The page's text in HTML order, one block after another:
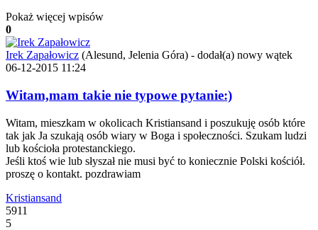
Pokaż więcej wpisów
0
Irek Zapałowicz (Alesund, Jelenia Góra) - dodał(a) nowy wątek
06-12-2015 11:24
Witam,mam takie nie typowe pytanie:)
Witam, mieszkam w okolicach Kristiansand i poszukuję osób które
tak jak Ja szukają osób wiary w Boga i społeczności. Szukam ludzi
lub kościoła protestanckiego.
Jeśli ktoś wie lub słyszał nie musi być to koniecznie Polski kościół.
proszę o kontakt. pozdrawiam
Kristiansand
5911
5